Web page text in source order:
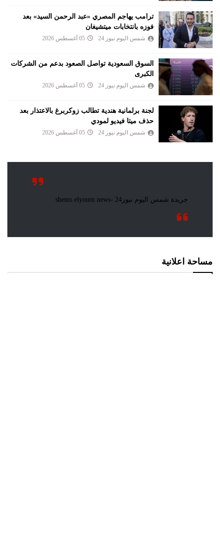
ترامب يهاجم المصري «عبد الرحمن السيد» بعد
فوزه بانتخابات ميتشيغان
شمس اليوم نيوز 24 05 أغسطس 2026
السوق السعودية تواصل الصعود بدعم من الشركات
الكبرى
شمس اليوم نيوز 24 05 أغسطس 2026
لجنة برلمانية هندية تطالب زوكربرغ بالاعتذار بعد
حذف ميتا فيديو لمودي
شمس اليوم نيوز 24 05 أغسطس 2026
مساحة اعلانية